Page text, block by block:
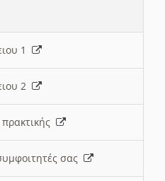
1
2
σας